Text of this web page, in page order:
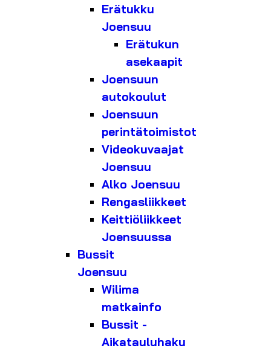
Erätukku
Joensuu
Erätukun
asekaapit
Joensuun
autokoulut
Joensuun
perintätoimistot
Videokuvaajat
Joensuu
Alko Joensuu
Rengasliikkeet
Keittiöliikkeet
Joensuussa
Bussit
Joensuu
Wilima
matkainfo
Bussit -
Aikatauluhaku